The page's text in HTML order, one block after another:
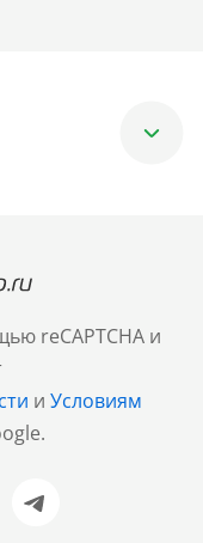
reCAPTCHA и
и Условиям